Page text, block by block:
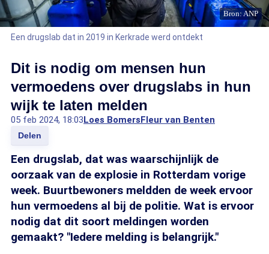
Bron: ANP
Een drugslab dat in 2019 in Kerkrade werd ontdekt
Dit is nodig om mensen hun
vermoedens over drugslabs in hun
wijk te laten melden
05 feb 2024, 18:03Loes BomersFleur van Benten
Delen
Een drugslab, dat was waarschijnlijk de
oorzaak van de explosie in Rotterdam vorige
week. Buurtbewoners meldden de week ervoor
hun vermoedens al bij de politie. Wat is ervoor
nodig dat dit soort meldingen worden
gemaakt? "Iedere melding is belangrijk."